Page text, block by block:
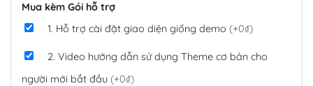
Mua kèm Gói hỗ trợ
1. Hỗ trợ cài đặt giao diện giống demo (+0₫)
2. Video hướng dẫn sử dụng Theme cơ bản cho
người mới bắt đầu (+0₫)